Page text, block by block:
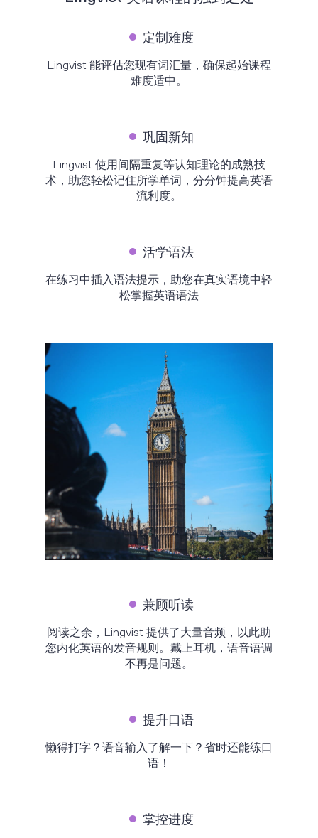
定制难度
Lingvist 能评估您现有词汇量，确保起始课程
难度适中。
巩固新知
Lingvist 使用间隔重复等认知理论的成熟技
术，助您轻松记住所学单词，分分钟提高英语
流利度。
活学语法
在练习中插入语法提示，助您在真实语境中轻
松掌握英语语法
兼顾听读
阅读之余，Lingvist 提供了大量音频，以此助
您内化英语的发音规则。戴上耳机，语音语调
不再是问题。
提升口语
懒得打字？语音输入了解一下？省时还能练口
语！
掌控进度